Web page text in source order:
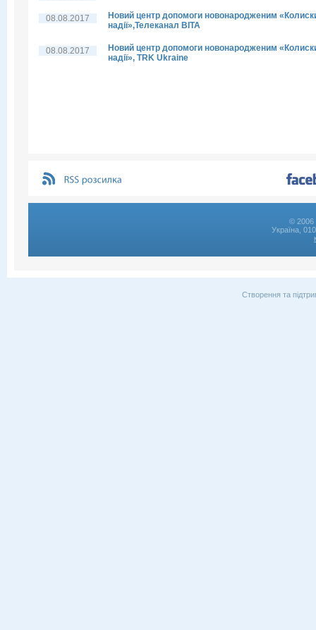
08.08.2017
Новий центр допомоги новонародженим
надії»,Телеканал ВІТА
08.08.2017
Новий центр допомоги новонародженим
надії», TRK Ukraine
© 2006
Україна,
Створення та